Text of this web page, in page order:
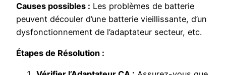
Causes possibles : Les problèmes de batterie
peuvent découler d’une batterie vieillissante, d’un
dysfonctionnement de l’adaptateur secteur, etc.
Étapes de Résolution :